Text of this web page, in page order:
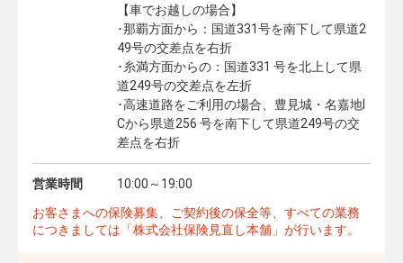
【車でお越しの場合】
･那覇方面から：国道331号を南下して県道2
49号の交差点を右折
･糸満方面からの：国道331 号を北上して県
道249号の交差点を左折
･高速道路をご利用の場合、豊見城・名嘉地I
Cから県道256 号を南下して県道249号の交
差点を右折
営業時間
10:00～19:00
お客さまへの保険募集、ご契約後の保全等、すべての業務
につきましては「株式会社保険見直し本舗」が行います。